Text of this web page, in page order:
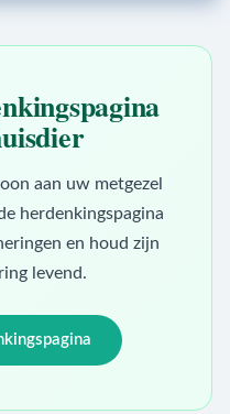
aan uw metgezel
herdenkingspagina
en houd zijn
levend.